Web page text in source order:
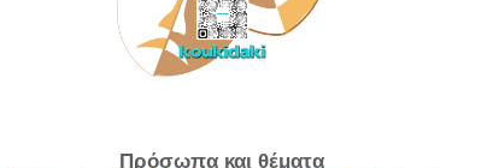
Πρόσωπα και θέματα